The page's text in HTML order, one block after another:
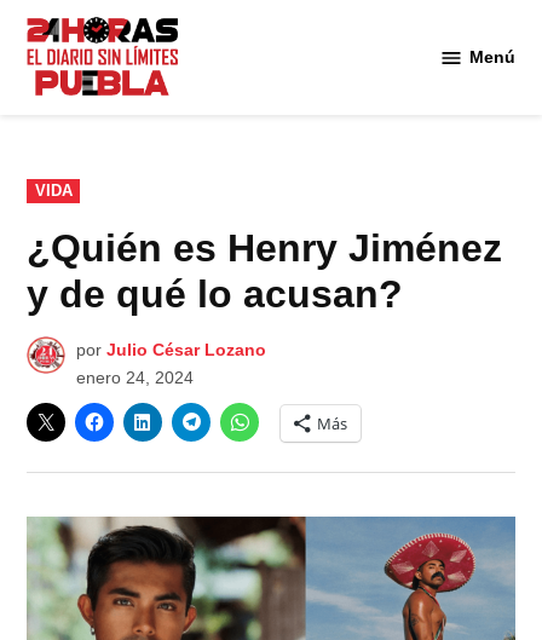
Saltar
contenido
Menú
PUBLICADO
EN
VIDA
¿Quién es Henry Jiménez
y de qué lo acusan?
por Julio César Lozano
enero 24, 2024
Más